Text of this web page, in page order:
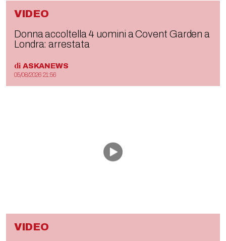
VIDEO
Donna accoltella 4 uomini a Covent Garden a
Londra: arrestata
di ASKANEWS
05/08/2026 21:56
VIDEO